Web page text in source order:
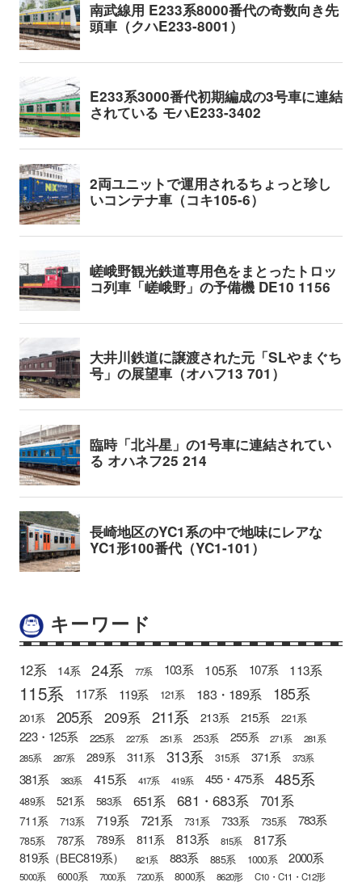
キーワード
12系 14系 24系 77系 103系 105系 107系 113系
115系 117系 119系 121系 183・189系 185系
201系 205系 209系 211系 213系 215系 221系
223・125系 225系 227系 251系 253系 255系 271系
281系
285系
287系 289系 311系 313系 315系 371系 373系
381系 383系 415系 417系 419系 455・475系 485系
489系 521系 583系 651系 681・683系 701系
711系 713系 719系 721系 731系 733系 735系 783系
785系 787系 789系 811系 813系 815系 817系
819系（BEC819系） 821系 883系 885系 1000系 2000系
5000系 6000系 7000系 7200系 8000系 8620形 C10・C11・C12形